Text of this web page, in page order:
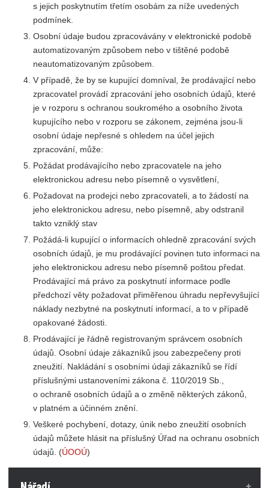
s jejich poskytnutím třetím osobám za níže uvedených
podmínek.
Osobní údaje budou zpracovávány v elektronické podobě
automatizovaným způsobem nebo v tištěné podobě
neautomatizovaným způsobem.
V případě, že by se kupující domníval, že prodávající nebo
zpracovatel provádí zpracování jeho osobních údajů, které
je v rozporu s ochranou soukromého a osobního života
kupujícího nebo v rozporu se zákonem, zejména jsou-li
osobní údaje nepřesné s ohledem na účel jejich
zpracování, může:
Požádat prodávajícího nebo zpracovatele na jeho
elektronickou adresu nebo písemně o vysvětlení,
Požadovat na prodejci nebo zpracovateli, a to žádostí na
jeho elektronickou adresu, nebo písemně, aby odstranil
takto vzniklý stav
Požádá-li kupující o informacích ohledně zpracování svých
osobních údajů, je mu prodávající povinen tuto informaci na
jeho elektronickou adresu nebo písemně poštou předat.
Prodávající má právo za poskytnutí informace podle
předchozí věty požadovat přiměřenou úhradu nepřevyšující
náklady nezbytné na poskytnutí informací, a to v případě
opakované žádosti.
Prodávající je řádně registrovaným správcem osobních
údajů. Osobní údaje zákazníků jsou zabezpečeny proti
zneužití. Nakládání s osobními údaji zákazníků se řídí
příslušnými ustanoveními zákona č. 110/2019 Sb.,
o ochraně osobních údajů a o změně některých zákonů,
v platném a účinném znění.
Veškeré pochybení, dotazy, únik nebo zneužití osobních
údajů můžete hlásit na příslušný Úřad na ochranu osobních
údajů. (ÚOOÚ)